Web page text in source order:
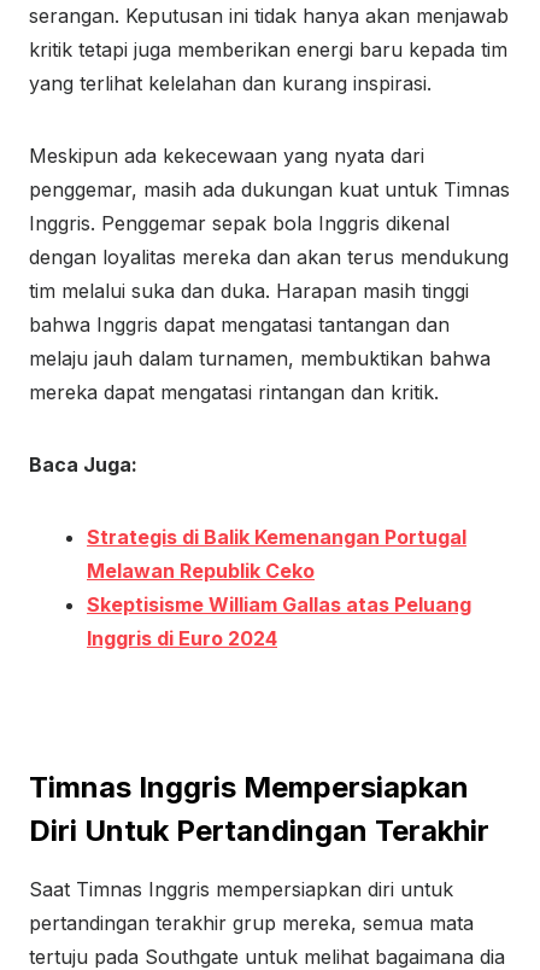
serangan. Keputusan ini tidak hanya akan menjawab
kritik tetapi juga memberikan energi baru kepada tim
yang terlihat kelelahan dan kurang inspirasi.
Meskipun ada kekecewaan yang nyata dari
penggemar, masih ada dukungan kuat untuk Timnas
Inggris. Penggemar sepak bola Inggris dikenal
dengan loyalitas mereka dan akan terus mendukung
tim melalui suka dan duka. Harapan masih tinggi
bahwa Inggris dapat mengatasi tantangan dan
melaju jauh dalam turnamen, membuktikan bahwa
mereka dapat mengatasi rintangan dan kritik.
Baca Juga:
Strategis di Balik Kemenangan Portugal
Melawan Republik Ceko
Skeptisisme William Gallas atas Peluang
Inggris di Euro 2024
Timnas Inggris Mempersiapkan
Diri Untuk Pertandingan Terakhir
Saat Timnas Inggris mempersiapkan diri untuk
pertandingan terakhir grup mereka, semua mata
tertuju pada Southgate untuk melihat bagaimana dia